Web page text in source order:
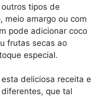
tipos de
meio amargo ou com
pode adicionar coco
frutas secas ao
especial.
deliciosa receita e
que tal